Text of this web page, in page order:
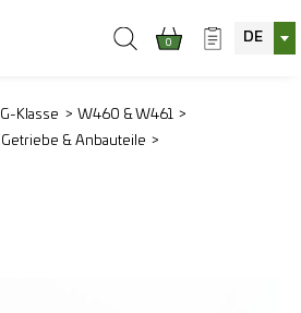
0 DE
G-Klasse
W460 & W461
Getriebe & Anbauteile